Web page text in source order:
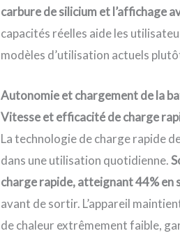
carbure de silicium et l’affichage
capacités réelles aide les
modèles d’utilisation actuels
Autonomie et chargement de la
Vitesse et efficacité de charge
La technologie de charge rapide
dans une utilisation quotidienne.
charge rapide, atteignant 44% en
avant de sortir. L’appareil
de chaleur extrêmement faible,